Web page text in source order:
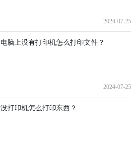
2024-07-25
电脑上没有打印机怎么打印文件？
2024-07-25
没打印机怎么打印东西？